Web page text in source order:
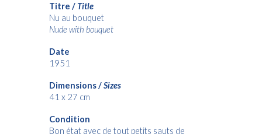
Titre / Title
Nu au bouquet
Nude with bouquet
Date
1951
Dimensions /Sizes
41 x 27 cm
Condition
Bon état avec de tout petits sauts de